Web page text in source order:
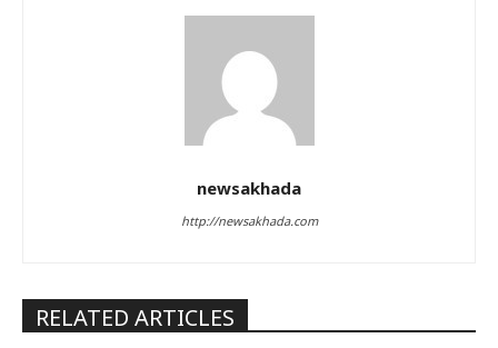
newsakhada
http://newsakhada.com
RELATED ARTICLES